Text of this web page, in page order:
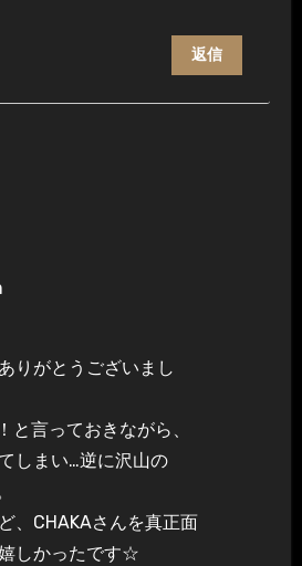
返信
りがとうございまし
言っておきながら、
しまい…逆に沢山の
、CHAKAさんを真正面
しかったです☆